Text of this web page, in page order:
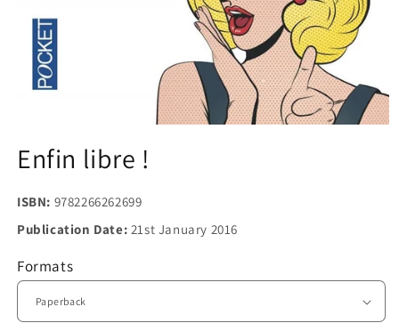
1
in
Enfin libre !
ISBN: 9782266262699
Publication Date: 21st January 2016
Formats